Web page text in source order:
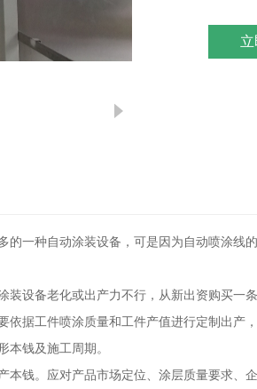
种自动涂装设备，可是因为自动喷涂线
备老化或出产力不行，从新出资购买一
据工件喷涂质量和工件产值进行定制出产
本钱及施工周期。
。应对产品市场定位、涂层质量要求、